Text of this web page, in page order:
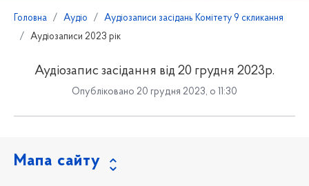
Головна Аудіо
Аудіозаписи засідань Комітету 9 скликання
Аудіозаписи 2023 рік
Аудіозапис засідання від 20 грудня 2023р.
Опубліковано 20 грудня 2023, о 11:30
Мапа сайту